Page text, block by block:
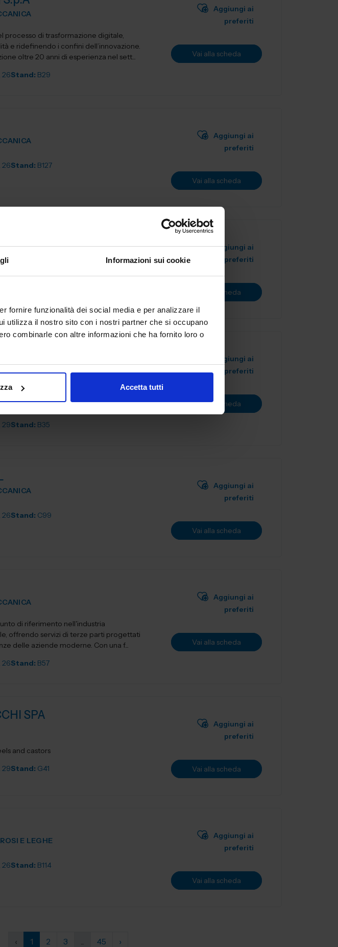
Informazioni sui cookie
fornire funzionalità dei social media e per analizzare il
utilizza il nostro sito con i nostri partner che si occupano
combinarle con altre informazioni che ha fornito loro o
Accetta tutti
processo di trasformazione digitale,
e ridefinendo i confini dell’innovazione.
oltre 20 anni di esperienza nel sett...
26Stand: B29
Aggiungi ai
preferiti
Vai alla scheda
26Stand: B127
Aggiungi ai
preferiti
Vai alla scheda
26Stand:B78
Aggiungi ai
preferiti
Vai alla scheda
INSTRUMENTS
Srl è leader globale nella produzione
29Stand: B35
Aggiungi ai
preferiti
Vai alla scheda
26Stand: C99
Aggiungi ai
preferiti
Vai alla scheda
di riferimento nell'industria
offrendo servizi di terze parti progettati
delle aziende moderne. Con una f...
26Stand: B57
Aggiungi ai
preferiti
Vai alla scheda
SPA
and castors
29Stand: G41
Aggiungi ai
preferiti
Vai alla scheda
E LEGHE
26Stand: B114
Aggiungi ai
preferiti
Vai alla scheda
‹ 1 2 3 ... 45 ›